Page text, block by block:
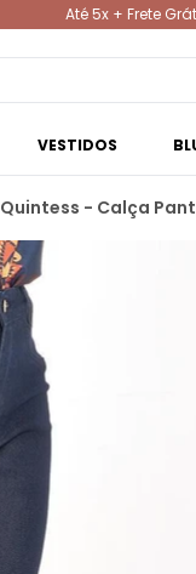
Até 5x + Frete
VESTIDOS
Quintess - Calça